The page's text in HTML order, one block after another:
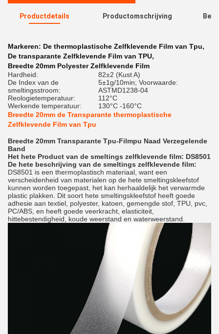
Productdetails Productomschrijving
Markeren: De thermoplastische Zelfklevende Film van Tpu,
De transparante Zelfklevende Film van TPU,
Breedte 20mm Polyester Zelfklevende Film
Hardheid:
82±2 (Kust A)
De Index van de
smeltingsstroom:
5±1g/10min; Voorwaarde:
ASTMD1238-04
Reologietemperatuur:
112°C
Werkende temperatuur:
130°C -160°C
Breedte 20mm de Transparante thermoplastische
Zelfklevende Film van Tpu
Breedte 20mm Transparante Tpu-Filmpu Naad Verzegelende
Band
Het hete Product van de smeltings zelfklevende film: DS8501
De hete beschrijving van de smeltings zelfklevende film:
DS8501 is een thermoplastisch materiaal, want een
verscheidenheid van materialen op de hete smeltingskleefstof
kunnen worden toegepast, het kan herhaaldelijk het verwarmde
plastic plakken. Dit soort hete smeltingskleefstof heeft goede
adhesie aan textiel, polyester, katoen, gemengde stof, TPU, pvc,
PC/ABS, en heeft goede veerkracht, elasticiteit,
hittebestendigheid, koude weerstand en waterweerstand.